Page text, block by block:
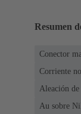
Resumen
Conector
Corriente
Aleación de
Au sobre